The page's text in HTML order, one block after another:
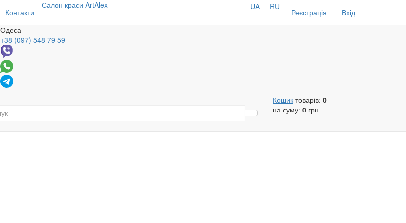
Контакти
Салон краси ArtAlex
Реєстрація Вхід
UA RU
Одеса
+38 (097) 548 79 59
Кошик товарів: 0
на суму: 0 грн